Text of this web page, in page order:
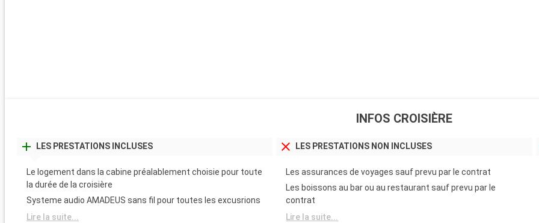
INFOS CROISIÈRE
LES PRESTATIONS INCLUSES
Le logement dans la cabine préalablement choisie pour toute
la durée de la croisière
Systeme audio AMADEUS sans fil pour toutes les excusrions
Lire la suite...
LES PRESTATIONS NON INCLUSES
Les assurances de voyages sauf prevu par le contrat
Les boissons au bar ou au restaurant sauf prevu par le
contrat
Lire la suite...